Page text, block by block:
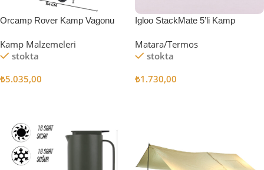
Orcamp Rover Kamp Vagonu
Kamp Malzemeleri
stokta
₺5.035,00
Igloo StackMate 5’li Kamp
Matara/Termos
stokta
₺1.730,00